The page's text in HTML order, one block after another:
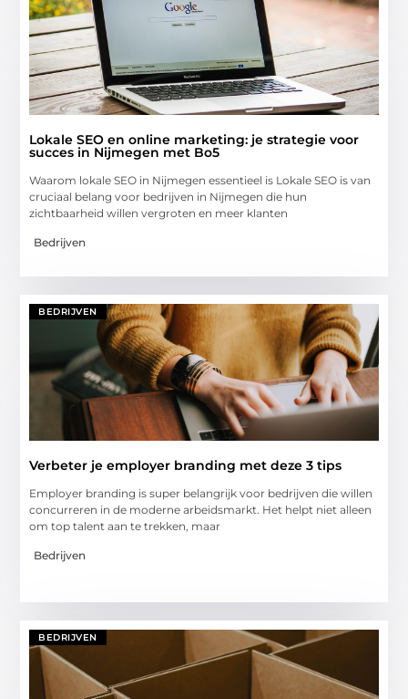
Lokale SEO en online marketing: je strategie voor
succes in Nijmegen met Bo5
Waarom lokale SEO in Nijmegen essentieel is Lokale SEO is van
cruciaal belang voor bedrijven in Nijmegen die hun
zichtbaarheid willen vergroten en meer klanten
Bedrijven
BEDRIJVEN
Verbeter je employer branding met deze 3 tips
Employer branding is super belangrijk voor bedrijven die willen
concurreren in de moderne arbeidsmarkt. Het helpt niet alleen
om top talent aan te trekken, maar
Bedrijven
BEDRIJVEN